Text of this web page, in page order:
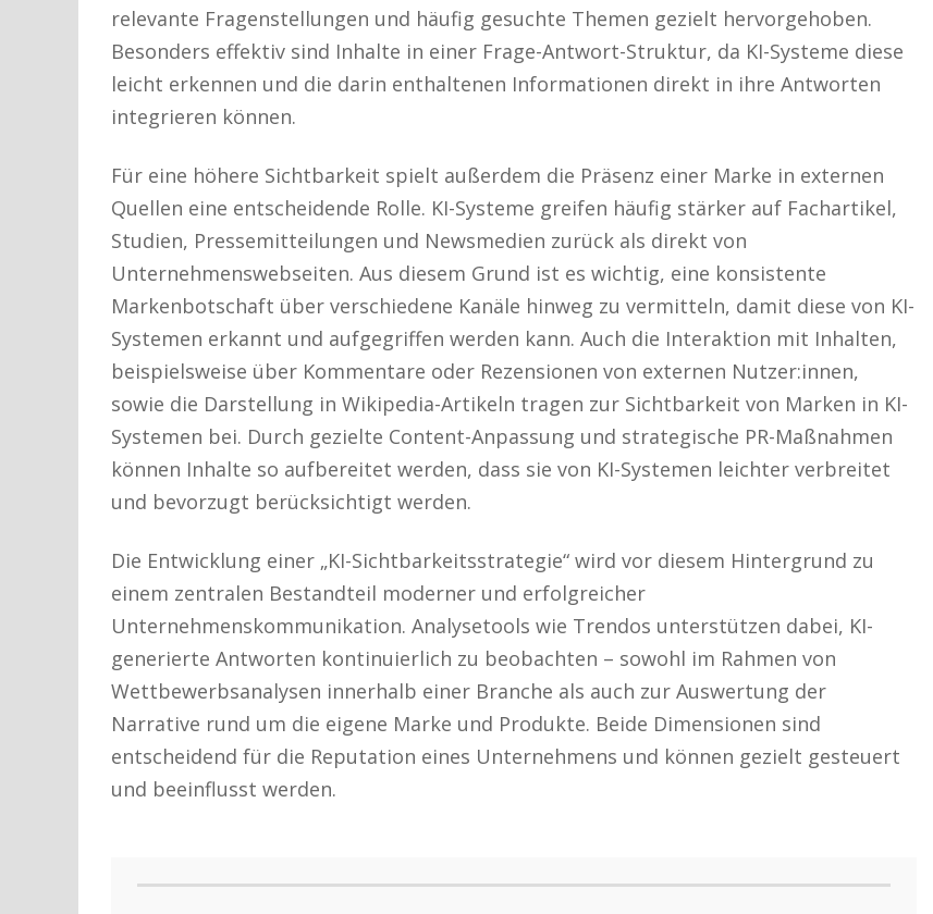
relevante Fragenstellungen und häufig gesuchte Themen gezielt hervorgehoben.
Besonders effektiv sind Inhalte in einer Frage-Antwort-Struktur, da KI-Systeme diese
leicht erkennen und die darin enthaltenen Informationen direkt in ihre Antworten
integrieren können.
Für eine höhere Sichtbarkeit spielt außerdem die Präsenz einer Marke in externen
Quellen eine entscheidende Rolle. KI-Systeme greifen häufig stärker auf Fachartikel,
Studien, Pressemitteilungen und Newsmedien zurück als direkt von
Unternehmenswebseiten. Aus diesem Grund ist es wichtig, eine konsistente
Markenbotschaft über verschiedene Kanäle hinweg zu vermitteln, damit diese von KI-
Systemen erkannt und aufgegriffen werden kann. Auch die Interaktion mit Inhalten,
beispielsweise über Kommentare oder Rezensionen von externen Nutzer:innen,
sowie die Darstellung in Wikipedia-Artikeln tragen zur Sichtbarkeit von Marken in KI-
Systemen bei. Durch gezielte Content-Anpassung und strategische PR-Maßnahmen
können Inhalte so aufbereitet werden, dass sie von KI-Systemen leichter verbreitet
und bevorzugt berücksichtigt werden.
Die Entwicklung einer „KI-Sichtbarkeitsstrategie“ wird vor diesem Hintergrund zu
einem zentralen Bestandteil moderner und erfolgreicher
Unternehmenskommunikation. Analysetools wie Trendos unterstützen dabei, KI-
generierte Antworten kontinuierlich zu beobachten – sowohl im Rahmen von
Wettbewerbsanalysen innerhalb einer Branche als auch zur Auswertung der
Narrative rund um die eigene Marke und Produkte. Beide Dimensionen sind
entscheidend für die Reputation eines Unternehmens und können gezielt gesteuert
und beeinflusst werden.